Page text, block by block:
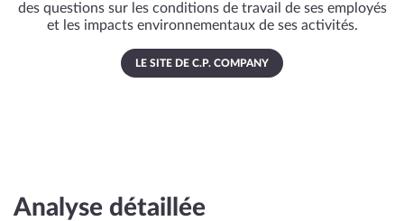
des questions sur les conditions de travail de ses employés
et les impacts environnementaux de ses activités.
LE SITE DE C.P. COMPANY
Analyse détaillée